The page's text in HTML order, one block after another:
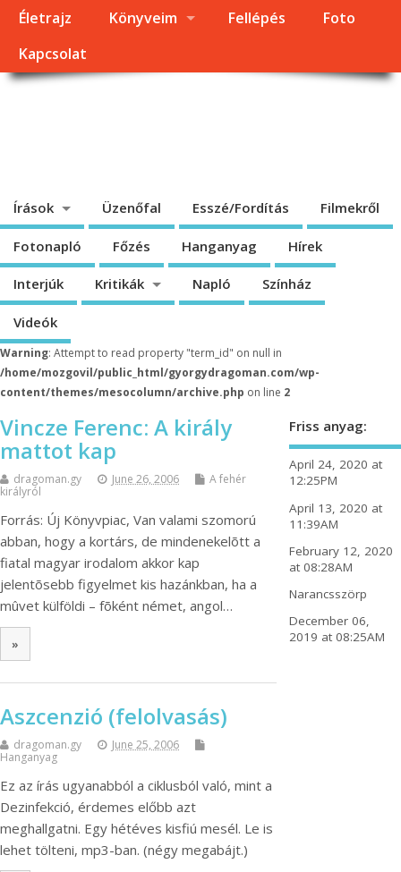
Életrajz Könyveim Fellépés
Foto
Kapcsolat
Írások Üzenőfal Esszé/Fordítás Filmekről
Fotonapló Főzés Hanganyag Hírek
Interjúk Kritikák Napló Színház
Videók
Warning: Attempt to read property "term_id" on null in
/home/mozgovil/public_html/gyorgydragoman.com/wp-
content/themes/mesocolumn/archive.php on line 2
Vincze Ferenc: A király
mattot kap
dragoman.gy June 26, 2006
A fehér
királyról
Forrás: Új Könyvpiac, Van valami szomorú
abban, hogy a kortárs, de mindenekelõtt a
fiatal magyar irodalom akkor kap
jelentõsebb figyelmet kis hazánkban, ha a
mûvet külföldi – fõként német, angol…
»
Aszcenzió (felolvasás)
dragoman.gy
June 25, 2006
Hanganyag
Ez az írás ugyanabból a ciklusból való, mint a
Dezinfekció, érdemes előbb azt
meghallgatni. Egy hétéves kisfiú mesél. Le is
lehet tölteni, mp3-ban. (négy megabájt.)
Friss anyag:
April 24, 2020 at
12:25PM
April 13, 2020 at
11:39AM
February 12, 2020
at 08:28AM
Narancsszörp
December 06,
2019 at 08:25AM